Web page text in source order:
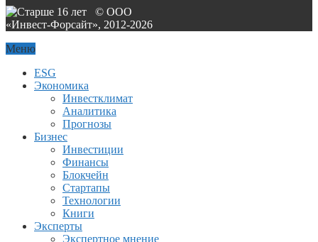
© ООО
«Инвест-Форсайт», 2012-2026
Меню
ESG
Экономика
Инвестклимат
Аналитика
Прогнозы
Бизнес
Инвестиции
Финансы
Блокчейн
Стартапы
Технологии
Книги
Эксперты
Экспертное мнение